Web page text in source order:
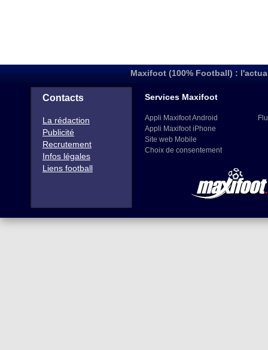
Maxifoot (100% Football) :
Contacts
La rédaction
Publicité
Recrutement
Infos légales
Liens football
Services Maxifoot
Appli Maxifoot Android
Appli Maxifoot iPhone
Site web Mobile
Choix de consentement